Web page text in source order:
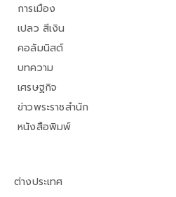
การเมือง
เปลว สีเงิน
คอลัมนิสต์
บทความ
เศรษฐกิจ
ข่าวพระราชสำนัก
หนังสือพิมพ์
ต่างประเทศ